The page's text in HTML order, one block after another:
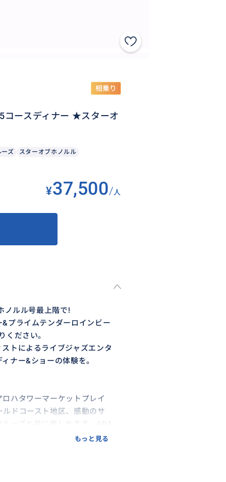
相乗り
コースディナー ★スターオ
ズ
スターオブホノルル
¥37,500/人
ノルル号最上階で!
プライムテンダーロインビー
ください。
トによるライブジャズエンタ
ナー&ショーの体験を。
ハタワーマーケットプレイ
ドコースト地区、感動のサ
のダイニングルームを完備。
もっと見る